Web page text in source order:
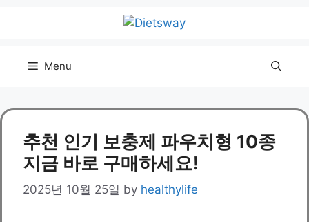
Menu
추천 인기 보충제 파우치형 10종
지금 바로 구매하세요!
2025년 10월 25일 by healthylife